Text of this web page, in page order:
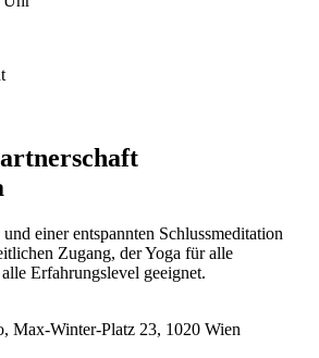
einer entspannten Schlussmeditation
Zugang, der Yoga für alle
Erfahrungslevel geeignet.
Max-Winter-Platz 23, 1020 Wien